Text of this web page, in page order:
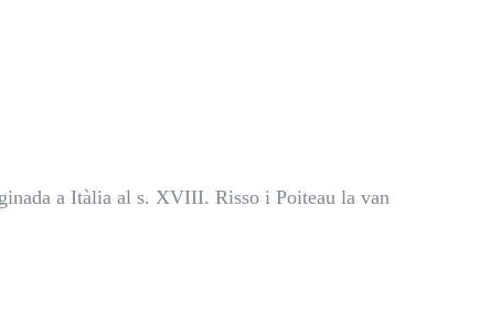
a Itàlia al s. XVIII. Risso i Poiteau la van